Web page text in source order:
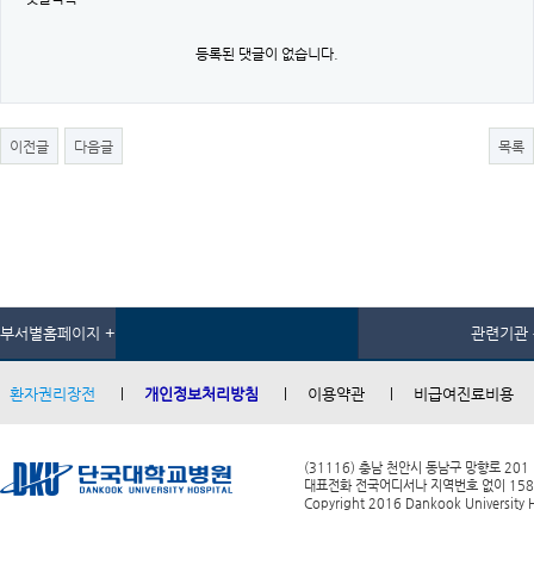
등록된 댓글이 없습니다.
이전글 다음글 목록
부서별홈페이지 + 관련기관
환자권리장전 개인정보처리방침 이용약관 비급여진료비용
(31116) 충남 천안시 동남구 망향로 201
대표전화 전국어디서나 지역번호 없이
Copyright 2016 Dankook University